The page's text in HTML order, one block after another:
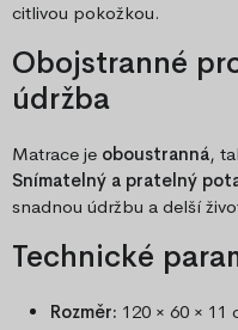
citlivou pokožkou.
Obojstranné
údržba
Matrace je oboustranná,
Snímatelný a pratelný
snadnou údržbu a delší
Technické
Rozměr: 120 × 60 × 11